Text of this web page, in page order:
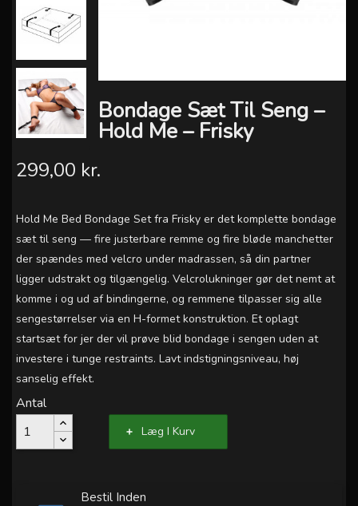
Bondage Sæt Til Seng –
Hold Me – Frisky
299,00 kr.
Hold Me Bed Bondage Set fra Frisky er det komplette bondage
sæt til seng — fire justerbare remme og fire bløde manchetter
der spændes med velcro under madrassen, så din partner
ligger udstrakt og tilgængelig. Velcrolukninger gør det nemt at
komme i og ud af bindingerne, og remmene tilpasser sig alle
sengestørrelser via en H-formet konstruktion. Et oplagt
startsæt for jer der vil prøve blid bondage i sengen uden at
investere i tunge restraints. Lavt indstigningsniveau, høj
sanselig effekt.
Antal
Læg I Kurv
Bestil Inden